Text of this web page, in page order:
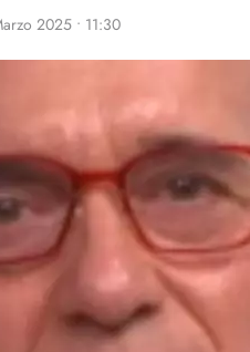
2025 • 11:30